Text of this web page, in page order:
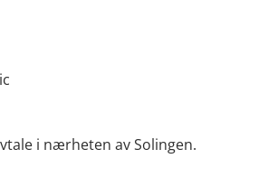
i nærheten av Solingen.